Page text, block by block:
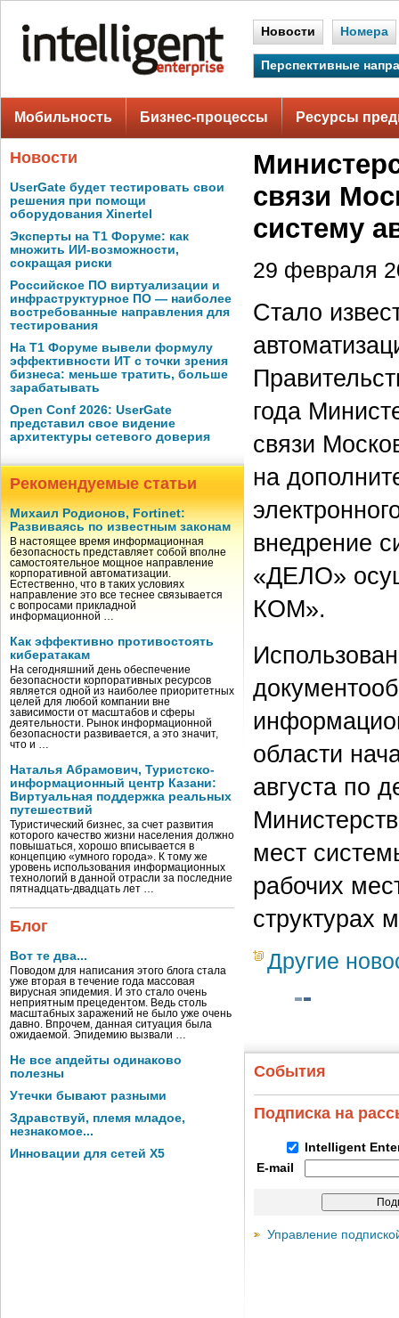
Новости Номера
Перспективные
Мобильность Бизнес-процессы Ресурсы
Новости
UserGate будет тестировать свои
решения при помощи
оборудования Xinertel
Эксперты на Т1 Форуме: как
множить ИИ-возможности,
сокращая риски
Российское ПО виртуализации и
инфраструктурное ПО — наиболее
востребованные направления для
тестирования
На Т1 Форуме вывели формулу
эффективности ИТ с точки зрения
бизнеса: меньше тратить, больше
зарабатывать
Open Conf 2026: UserGate
представил свое видение
архитектуры сетевого доверия
Рекомендуемые статьи
Михаил Родионов, Fortinet:
Развиваясь по известным законам
В настоящее время информационная
безопасность представляет собой вполне
самостоятельное мощное направление
корпоративной автоматизации.
Естественно, что в таких условиях
направление это все теснее связывается
с вопросами прикладной
информационной …
Как эффективно противостоять
кибератакам
На сегодняшний день обеспечение
безопасности корпоративных ресурсов
является одной из наиболее приоритетных
целей для любой компании вне
зависимости от масштабов и сферы
деятельности. Рынок информационной
безопасности развивается, а это значит,
что и …
Наталья Абрамович, Туристско-
информационный центр Казани:
Виртуальная поддержка реальных
путешествий
Туристический бизнес, за счет развития
которого качество жизни населения должно
повышаться, хорошо вписывается в
концепцию «умного города». К тому же
уровень использования информационных
технологий в данной отрасли за последние
пятнадцать-двадцать лет …
Блог
Вот те два...
Поводом для написания этого блога стала
уже вторая в течение года массовая
вирусная эпидемия. И это стало очень
неприятным прецедентом. Ведь столь
масштабных заражений не было уже очень
давно. Впрочем, данная ситуация была
ожидаемой. Эпидемию вызвали …
Не все апдейты одинаково
полезны
Утечки бывают разными
Здравствуй, племя младое,
незнакомое...
Инновации для сетей X5
связи
систему
29 февраля
Стало
года
связи
на
внедрение
«ДЕЛО»
КОМ».
области
августа по
мест
рабочих
структурах
Другие
События
Подписка на
Intelligent
E-mail
Управление